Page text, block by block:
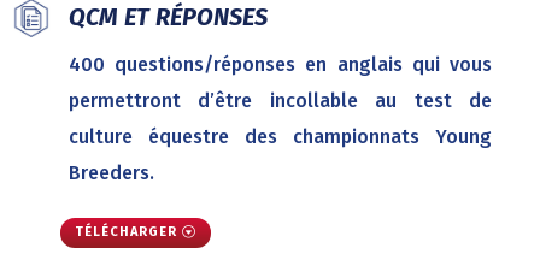
QCM ET RÉPONSES
400 questions/réponses en anglais qui vous
permettront d’être incollable au test de
culture équestre des championnats Young
Breeders.
TÉLÉCHARGER